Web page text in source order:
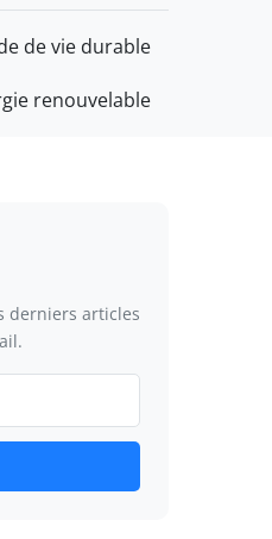
de vie durable
renouvelable
derniers articles